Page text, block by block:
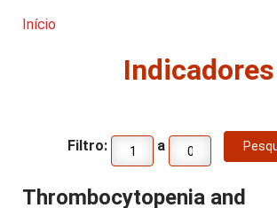
Início
Indicadores
Filtro: a
Thrombocytopenia and